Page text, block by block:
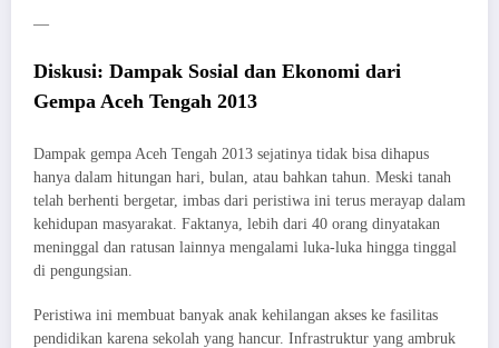
—
Diskusi: Dampak Sosial dan Ekonomi dari
Gempa Aceh Tengah 2013
Dampak gempa Aceh Tengah 2013 sejatinya tidak bisa dihapus
hanya dalam hitungan hari, bulan, atau bahkan tahun. Meski tanah
telah berhenti bergetar, imbas dari peristiwa ini terus merayap dalam
kehidupan masyarakat. Faktanya, lebih dari 40 orang dinyatakan
meninggal dan ratusan lainnya mengalami luka-luka hingga tinggal
di pengungsian.
Peristiwa ini membuat banyak anak kehilangan akses ke fasilitas
pendidikan karena sekolah yang hancur. Infrastruktur yang ambruk